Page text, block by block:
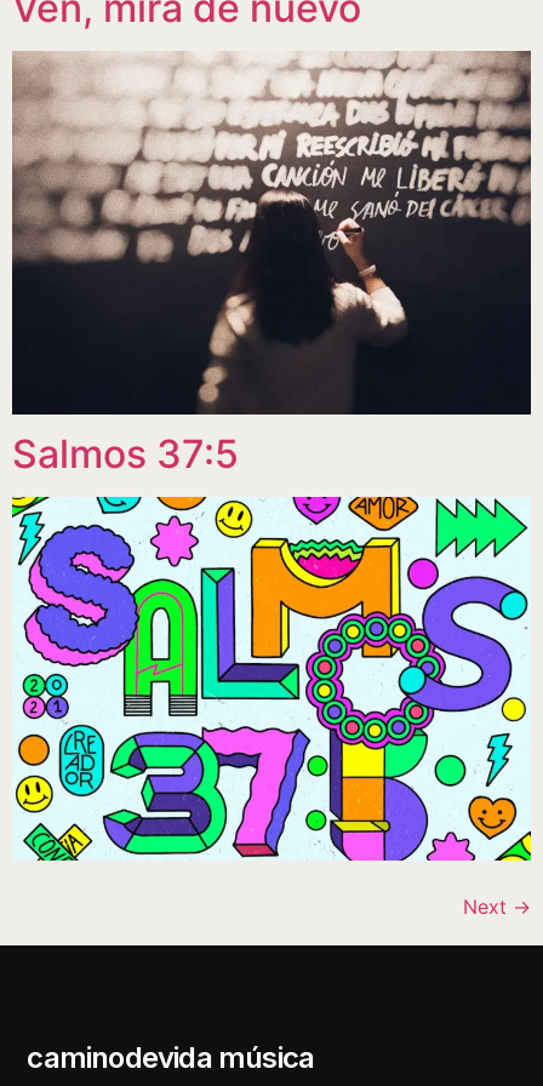
Salmos 37:5
Next →
caminodevida música